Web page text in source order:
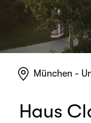
München -
Haus